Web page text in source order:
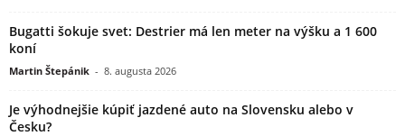
Bugatti šokuje svet: Destrier má len meter na výšku a 1 600
koní
Martin Štepánik - 8. augusta 2026
Je výhodnejšie kúpiť jazdené auto na Slovensku alebo v
Česku?